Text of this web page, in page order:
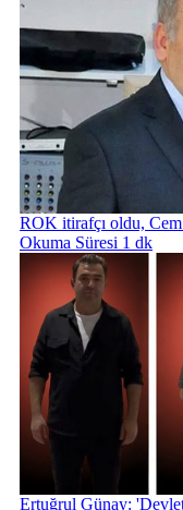
ROK itirafçı oldu,
Okuma Süresi 1 dk
Ertuğrul Günay: